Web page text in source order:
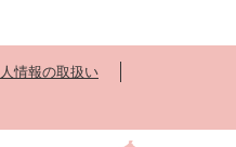
情報の取扱い